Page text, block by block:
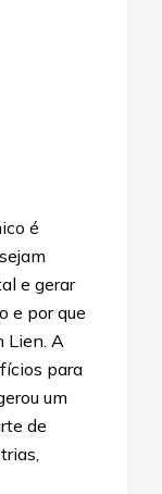
é
e gerar
e por que
Lien. A
para
um
de